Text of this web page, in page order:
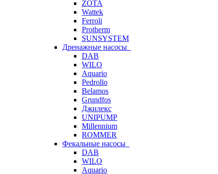
ZOTA
Wattek
Ferroli
Protherm
SUNSYSTEM
Дренажные насосы
DAB
WILO
Aquario
Pedrollo
Belamos
Grundfos
Джилекс
UNIPUMP
Millennium
ROMMER
Фекальные насосы
DAB
WILO
Aquario